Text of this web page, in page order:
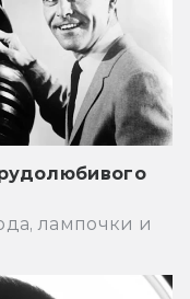
лампочки и